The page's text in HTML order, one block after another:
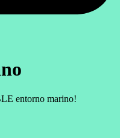
entorno marino!